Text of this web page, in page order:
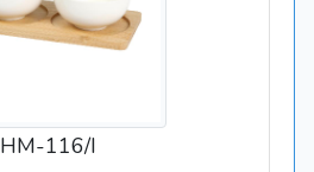
HM-116/I